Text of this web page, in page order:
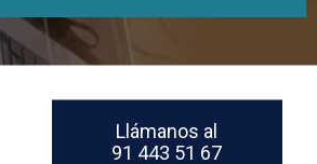
Llámanos al
91 443 51 67